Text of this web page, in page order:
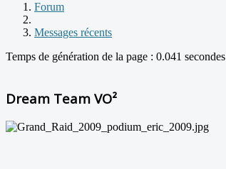
Forum
Messages récents
Temps de génération de la page : 0.041 secondes
Dream Team VO²